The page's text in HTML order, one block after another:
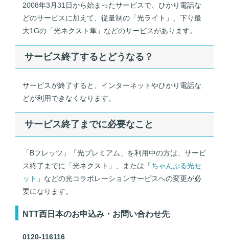
2008年3月31日から始まったサービスで、ひかり電話な
どのサービスに加えて、従量制の「光ライト」、下り最
大1Gの「光ネクスト隼」などのサービスがあります。
サービス終了するとどうなる？
サービスが終了すると、インターネットやひかり電話な
どが利用できなくなります。
サービス終了までに必要なこと
「Bフレッツ」「光プレミアム」を利用中の方は、サービ
ス終了までに「光ネクスト」、または「ちゃんぷる光セ
ット 」などの光コラボレーションサービスへの変更が必
要になります。
NTT西日本のお申込み・お問い合わせ先
0120-116116